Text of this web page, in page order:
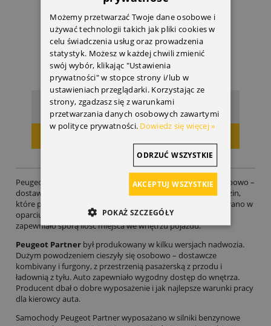
Cena: 215,64 zł
Peugeot Partner stworzył nowy segment samochodów osobowo –
dostawczych, idealnych pojazdów dla małych firm, albo rodzin,
które prowadzą działalność gospodarczą. Samochód budowano w
oparciu o płytę podłogową z autosegmentu C (kompakt), co
zapewniało sporą ilość miejsca we wnętrzu pojazdu.
Peugeot Partner był produkowany w kilku wersjach nadwozia.
Dużym powodzeniem cieszyły się osobowo – dostawcze
kombivany i furgony, z przestrzenią pasażerską z przodu i
ładownią z tyłu. Auto zapewniało wygodny dostęp do wnętrza.
Producent dbał o dobre wyposażenie i jak najlepsze warunki pracy
dla kierowcy auta.
Samochody Peugeot Partner wyposażano w silniki benzynowe
Możemy przetwarzać Twoje dane osobowe i
używać technologii takich jak pliki cookies w
celu świadczenia usług oraz prowadzenia
statystyk. Możesz w każdej chwili zmienić
swój wybór, klikając "Ustawienia
prywatności" w stopce strony i/lub w
ustawieniach przeglądarki. Korzystając ze
strony, zgadzasz się z warunkami
przetwarzania danych osobowych zawartymi
w polityce prywatności. Dowiedz się więcej »
AKCEPTUJ WSZYSTKIE
ODRZUĆ WSZYSTKIE
POKAŻ SZCZEGÓŁY